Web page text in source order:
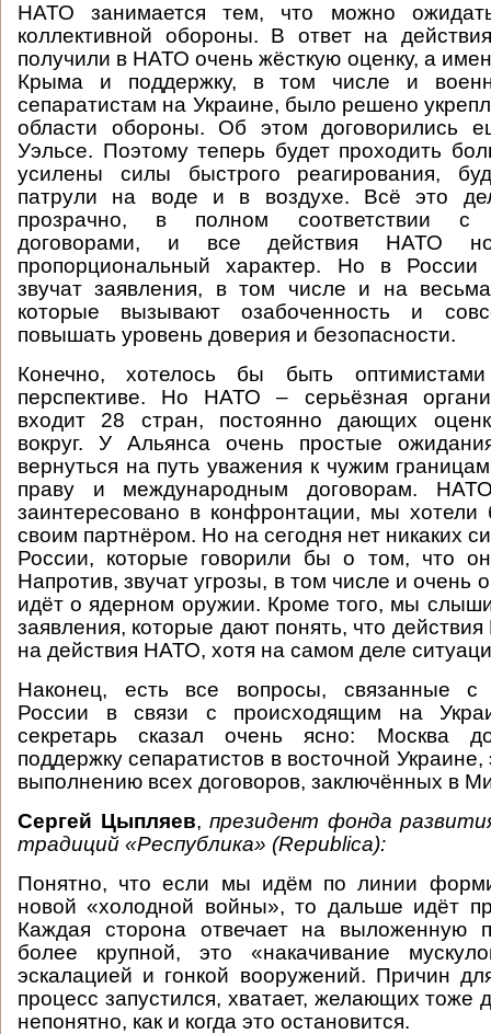
НАТО занимается тем, что можно
коллективной обороны. В ответ на
получили в НАТО очень жёсткую оценку, а
Крыма и поддержку, в том числе и
сепаратистам на Украине, было решено
области обороны. Об этом договорились
Уэльсе. Поэтому теперь будет проходить
усилены силы быстрого реагирования,
патрули на воде и в воздухе. Всё это
прозрачно, в полном соответствии с
договорами, и все действия НАТО
пропорциональный характер. Но в России
звучат заявления, в том числе и на
которые вызывают озабоченность и
повышать уровень доверия и безопасности.
Конечно, хотелось бы быть
перспективе. Но НАТО – серьёзная
входит 28 стран, постоянно дающих
вокруг. У Альянса очень простые
вернуться на путь уважения к чужим
праву и международным договорам.
заинтересовано в конфронтации, мы
своим партнёром. Но на сегодня нет никаких
России, которые говорили бы о том, что
Напротив, звучат угрозы, в том числе и очень
идёт о ядерном оружии. Кроме того, мы
заявления, которые дают понять, что действия
на действия НАТО, хотя на самом деле
Наконец, есть все вопросы, связанные с
России в связи с происходящим на
секретарь сказал очень ясно: Москва
поддержку сепаратистов в восточной
выполнению всех договоров, заключённых в
Сергей Цыпляев,президент фонда
традиций «Республика» (Republica):
Понятно, что если мы идём по линии
новой «холодной войны», то дальше идёт
Каждая сторона отвечает на выложенную
более крупной, это «накачивание
эскалацией и гонкой вооружений. Причин
процесс запустился, хватает, желающих тоже
непонятно, как и когда это остановится.